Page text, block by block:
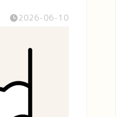
2026-06-10